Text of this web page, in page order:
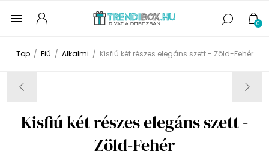
0
Top / Fiú / Alkalmi / Kisfiú két részes elegáns szett - Zöld-Fehér
Kisfiú két részes elegáns szett -
Zöld-Fehér